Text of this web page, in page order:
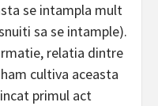
se intampla mult
sa se intample).
relatia dintre
cultiva aceasta
primul act